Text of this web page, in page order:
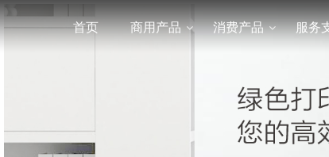
首页 商用产品 消费产品 服务